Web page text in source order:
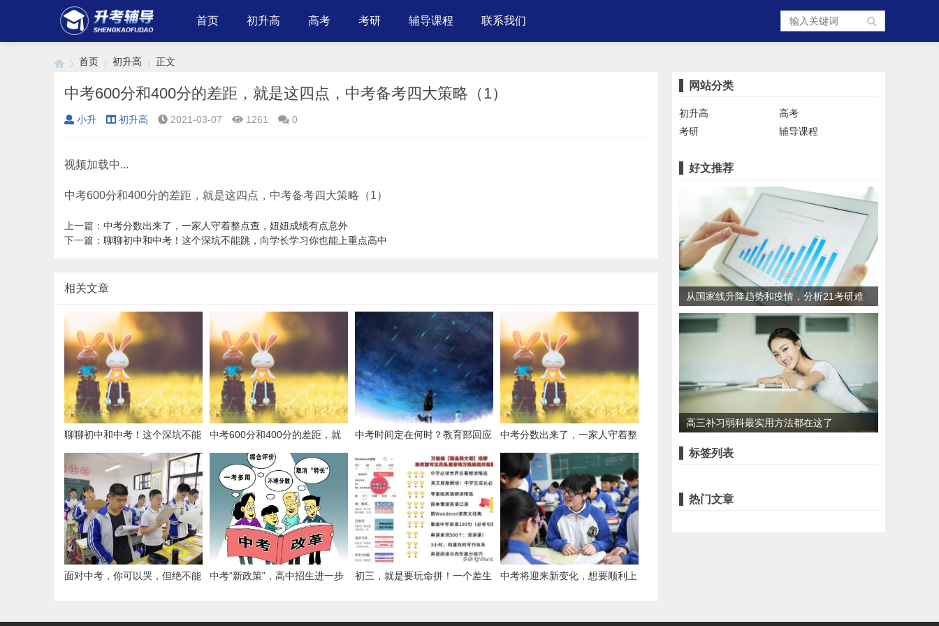
首页 初升高 高考 考研 辅导课程 联系我们
›
首页 初升高
›
正文
中考600分和400分的差距，就是这四点，中考备考四大策略（1）
小升 初升高 2021-03-07 1261 0
视频加载中...
中考600分和400分的差距，就是这四点，中考备考四大策略（1）
上一篇： 中考分数出来了，一家人守着整点查，妞妞成绩有点意外
下一篇： 聊聊初中和中考！这个深坑不能跳，向学长学习你也能上重点高中
相关文章
聊聊初中和中考！这个深坑不能
跳，向学长学习你也能上重点高
中
中考600分和400分的差距，就
是这四点，中考备考四大策略
（1）
中考时间定在何时？教育部回应
中考分数出来了，一家人守着整
点查，妞妞成绩有点意外
面对中考，你可以哭，但绝不能
中考“新政策”，高中招生进一步
大
初三，就是要玩命拼！一个差生
中考将迎来新变化，想要顺利上
网站分类
初升高
高考
考研
辅导课程
好文推荐
从国家线升降趋势和疫情，分析21考研难
度，有哪些影响？
高三补习弱科最实用方法都在这了
标签列表
热门文章